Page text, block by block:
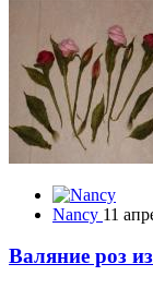
Nancy 11
Валяние роз